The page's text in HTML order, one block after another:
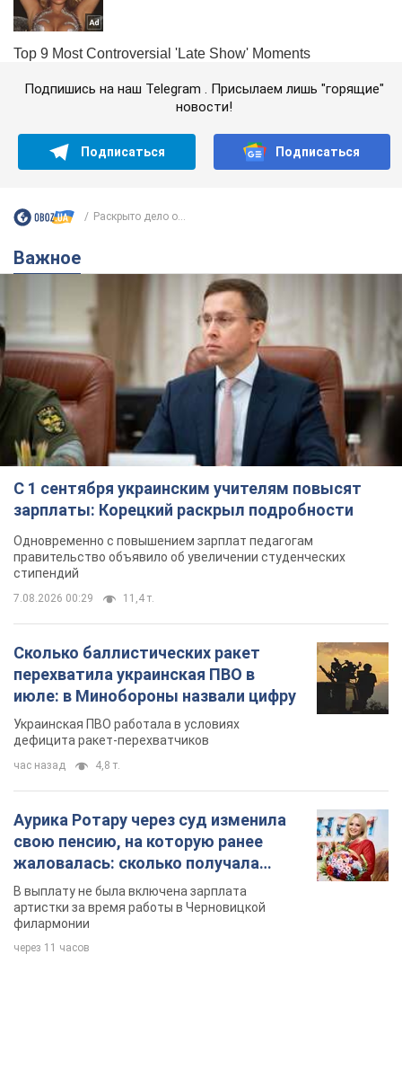
Подпишись на наш Telegram . Присылаем лишь "горящие"
новости!
Подписаться Подписаться
Раскрыто дело о...
Важное
С 1 сентября украинским учителям повысят
зарплаты: Корецкий раскрыл подробности
Одновременно с повышением зарплат педагогам
правительство объявило об увеличении студенческих
стипендий
7.08.2026 00:29 11,4 т.
Сколько баллистических ракет
перехватила украинская ПВО в
июле: в Минобороны назвали цифру
Украинская ПВО работала в условиях
дефицита ракет-перехватчиков
час назад 4,8 т.
Аурика Ротару через суд изменила
свою пенсию, на которую ранее
жаловалась: сколько получала
певица
В выплату не была включена зарплата
артистки за время работы в Черновицкой
филармонии
через 11 часов